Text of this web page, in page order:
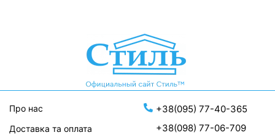
+38(095) 77-40-365
+38(098) 77-06-709
Про нас
Доставка та оплата